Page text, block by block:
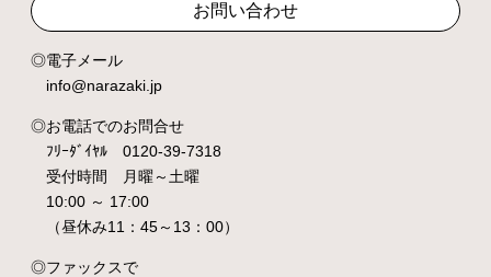
お問い合わせ
電子メール
info@narazaki.jp
お電話でのお問合せ
ﾌﾘｰﾀﾞｲﾔﾙ 0120-39-7318
受付時間 月曜～土曜
10:00 ～ 17:00
（昼休み11：45～13：00）
ファックスで